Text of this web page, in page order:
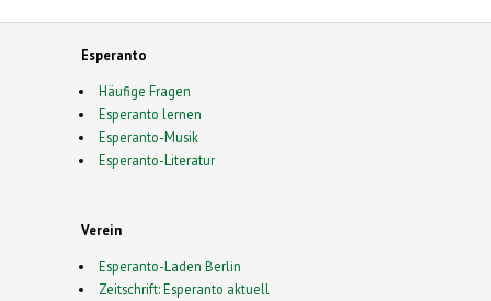
Esperanto
Häufige Fragen
Esperanto lernen
Esperanto-Musik
Esperanto-Literatur
Verein
Esperanto-Laden Berlin
Zeitschrift: Esperanto aktuell